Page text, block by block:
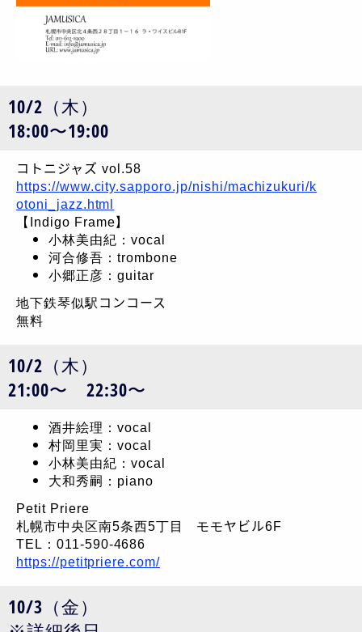
10/2（木）
18:00〜19:00
コトニジャズ vol.58
https://www.city.sapporo.jp/nishi/machizukuri/k
otoni_jazz.html
【Indigo Frame】
小林美由紀：vocal
河合修吾：trombone
小郷正彦：guitar
地下鉄琴似駅コンコース
無料
10/2（木）
21:00〜 22:30〜
酒井絵理：vocal
村岡里実：vocal
小林美由紀：vocal
大和秀嗣：piano
Petit Priere
札幌市中央区南5条西5丁目 モモヤビル6F
TEL：011-590-4686
https://petitpriere.com/
10/3（金）